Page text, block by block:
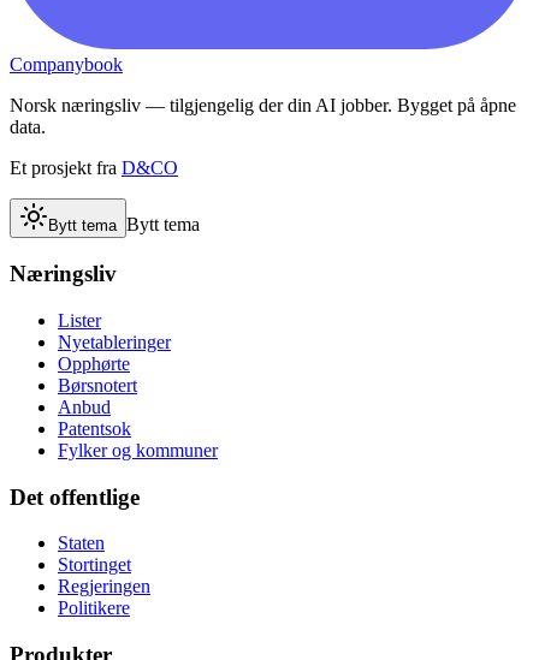
Companybook
Norsk næringsliv — tilgjengelig der din AI jobber. Bygget på åpne
data.
Et prosjekt fra D&CO
Bytt tema Bytt tema
Næringsliv
Lister
Nyetableringer
Opphørte
Børsnotert
Anbud
Patentsok
Fylker og kommuner
Det offentlige
Staten
Stortinget
Regjeringen
Politikere
Produkter